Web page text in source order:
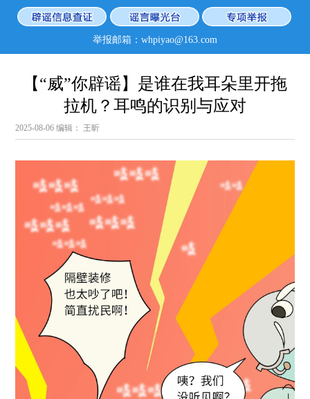
举报邮箱：whpiyao@163.com
【“威”你辟谣】是谁在我耳朵里开拖
拉机？耳鸣的识别与应对
2025-08-06编辑： 王昕